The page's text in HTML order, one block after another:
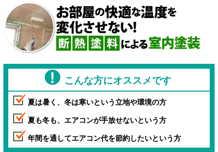
こんな方にオススメです
夏は暑く、冬は寒いという立地や環境の方
夏も冬も、エアコンが手放せないという方
年間を通してエアコン代を節約したいという方